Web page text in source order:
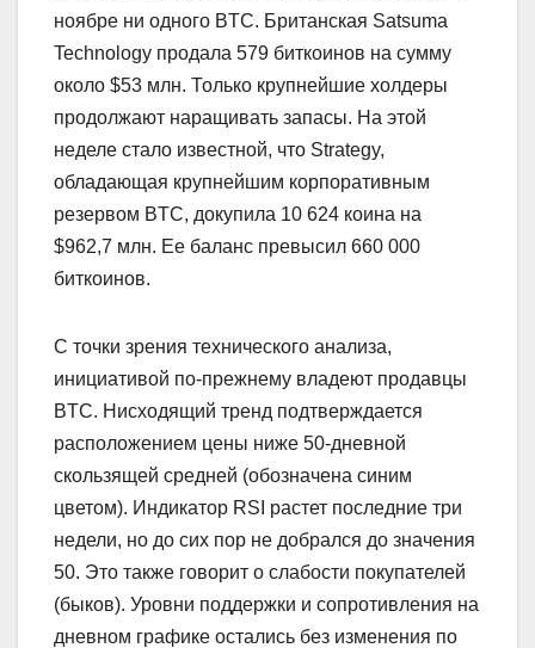
ноябре ни одного BTC. Британская Satsuma
Technology продала 579 биткоинов на сумму
около $53 млн. Только крупнейшие холдеры
продолжают наращивать запасы. На этой
неделе стало известной, что Strategy,
обладающая крупнейшим корпоративным
резервом BTC, докупила 10 624 коина на
$962,7 млн. Ее баланс превысил 660 000
биткоинов.
С точки зрения технического анализа,
инициативой по-прежнему владеют продавцы
BTC. Нисходящий тренд подтверждается
расположением цены ниже 50-дневной
скользящей средней (обозначена синим
цветом). Индикатор RSI растет последние три
недели, но до сих пор не добрался до значения
50. Это также говорит о слабости покупателей
(быков). Уровни поддержки и сопротивления на
дневном графике остались без изменения по